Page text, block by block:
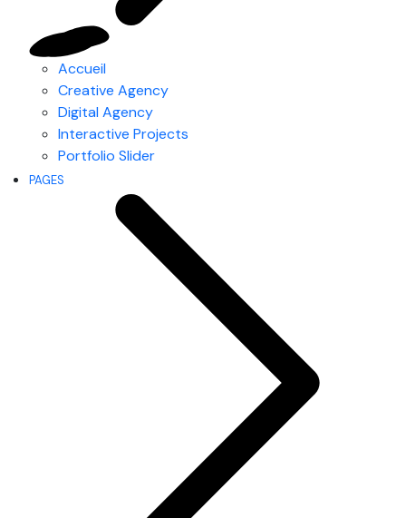
Accueil
Creative Agency
Digital Agency
Interactive Projects
Portfolio Slider
PAGES